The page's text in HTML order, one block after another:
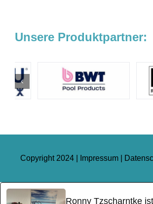
Unsere Produktpartner:
Copyright 2024 | Impressum
Ronny Tzscharntke